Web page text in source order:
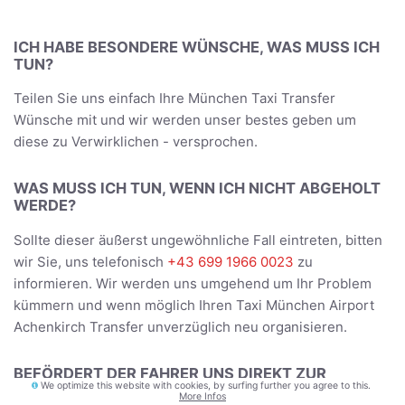
ICH HABE BESONDERE WÜNSCHE, WAS MUSS ICH
TUN?
Teilen Sie uns einfach Ihre München Taxi Transfer
Wünsche mit und wir werden unser bestes geben um
diese zu Verwirklichen - versprochen.
WAS MUSS ICH TUN, WENN ICH NICHT ABGEHOLT
WERDE?
Sollte dieser äußerst ungewöhnliche Fall eintreten, bitten
wir Sie, uns telefonisch +43 699 1966 0023 zu
informieren. Wir werden uns umgehend um Ihr Problem
kümmern und wenn möglich Ihren Taxi München Airport
Achenkirch Transfer unverzüglich neu organisieren.
BEFÖRDERT DER FAHRER UNS DIREKT ZUR
UNTERKUNFT?
We optimize this website with cookies, by surfing further you agree to this.
More Infos